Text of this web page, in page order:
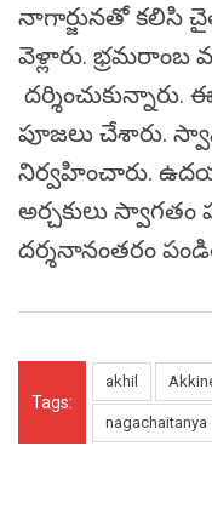
నాగార్జునతో కలిసి
వెళ్లారు. భ్రమరాంబ
పూజలు చేశారు.
నిర్వహించారు.
అర్చకులు స్వాగతం
దర్శనానంతరం
Tags:
akhil
nagachaitanya